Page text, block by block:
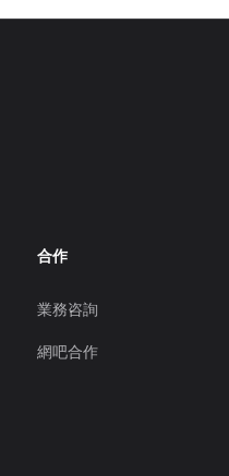
合作
業務咨詢
網吧合作